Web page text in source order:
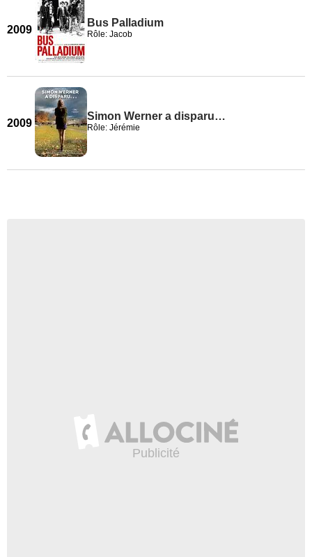
2009
Bus Palladium
Rôle: Jacob
2009
Simon Werner a disparu…
Rôle: Jérémie